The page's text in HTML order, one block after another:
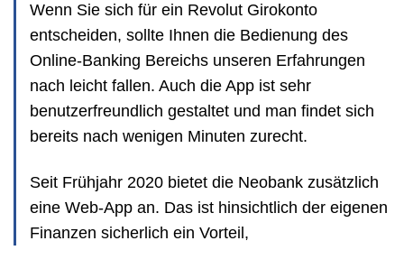
Wenn Sie sich für ein Revolut Girokonto
entscheiden, sollte Ihnen die Bedienung des
Online-Banking Bereichs unseren Erfahrungen
nach leicht fallen. Auch die App ist sehr
benutzerfreundlich gestaltet und man findet sich
bereits nach wenigen Minuten zurecht.
Seit Frühjahr 2020 bietet die Neobank zusätzlich
eine Web-App an. Das ist hinsichtlich der eigenen
Finanzen sicherlich ein Vorteil,